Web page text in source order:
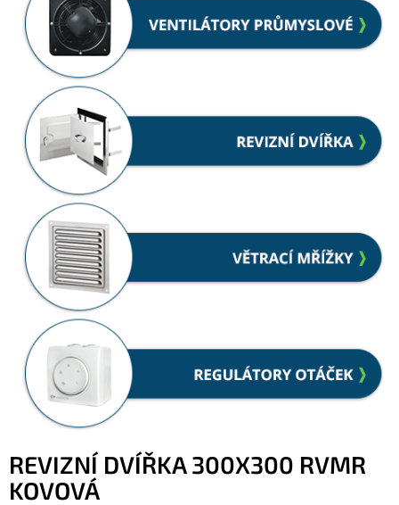
REVIZNÍ DVÍŘKA 300X300 RVMR
KOVOVÁ